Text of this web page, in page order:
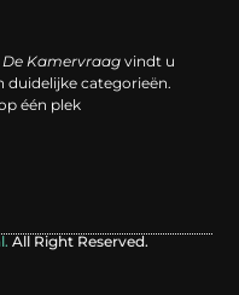
De Kamervraag vindt u
duidelijke categorieën.
één plek
All Right Reserved.